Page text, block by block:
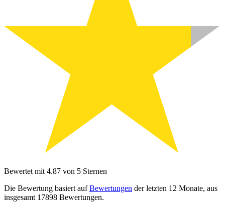
Bewertet mit 4.87 von 5 Sternen
Die Bewertung basiert aufBewertungen der letzten 12 Monate, aus
insgesamt 17898 Bewertungen.